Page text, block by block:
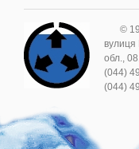
©
вулиця
обл.,
(044)
(044)